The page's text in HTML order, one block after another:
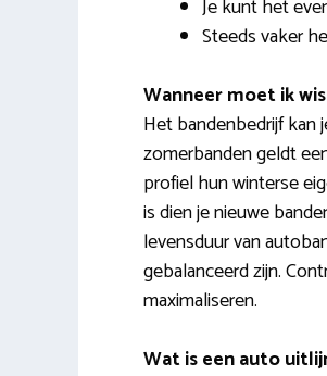
Je kunt het
Steeds vaker
Wanneer moet ik
Het bandenbedrijf
zomerbanden geldt
profiel hun winterse
is dien je nieuwe
levensduur van
gebalanceerd zijn.
maximaliseren.
Wat is een auto